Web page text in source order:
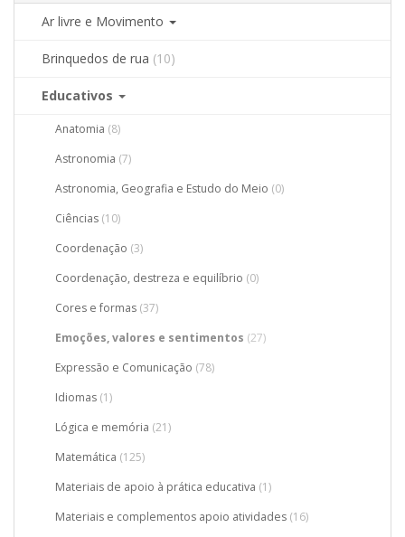
Ar livre e Movimento
Brinquedos de rua (10)
Educativos
Anatomia (8)
Astronomia (7)
Astronomia, Geografia e Estudo do Meio (0)
Ciências (10)
Coordenação (3)
Coordenação, destreza e equilíbrio (0)
Cores e formas (37)
Emoções, valores e sentimentos (27)
Expressão e Comunicação (78)
Idiomas (1)
Lógica e memória (21)
Matemática (125)
Materiais de apoio à prática educativa (1)
Materiais e complementos apoio atividades (16)